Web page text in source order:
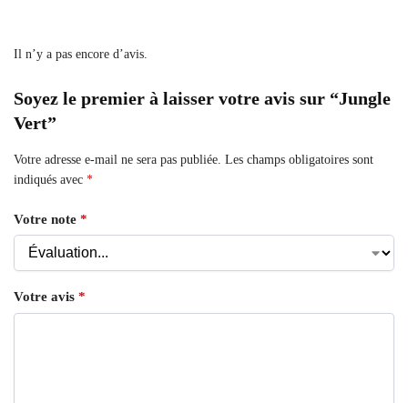
Il n’y a pas encore d’avis.
Soyez le premier à laisser votre avis sur “Jungle
Vert”
Votre adresse e-mail ne sera pas publiée. Les champs obligatoires sont
indiqués avec *
Votre note *
Votre avis *